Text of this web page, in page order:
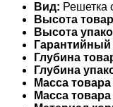
Вид: Решетка
Высота
Высота
Гарантийный
Глубина
Глубина
Масса товара
Масса